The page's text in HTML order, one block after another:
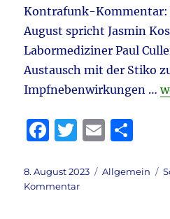
Kontrafunk-Kommentar:
August spricht Jasmin
Labormediziner Paul
Austausch mit der Stiko
Impfnebenwirkungen …
F
c
e
T
it
te
E
ai le
Veröffentlicht
am
8. August 2023 Kategorien
Allgemein
Kommentarzu